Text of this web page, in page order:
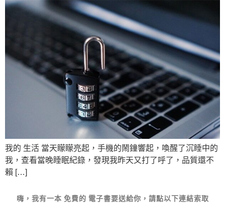
我的 生活 當天矇矇亮起，手機的鬧鐘響起，喚醒了沉睡中的
我，查看當晚睡眠紀錄，發現我昨天又打了呼了，品質還不
賴 […]
嗨，我有一本 免費的 電子書要送給你，請點以下連結索取